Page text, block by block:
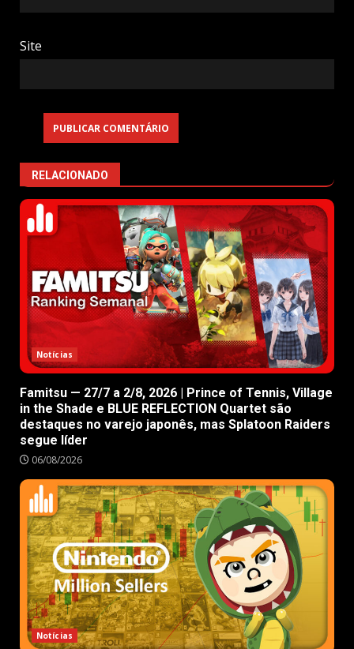
Site
RELACIONADO
Notícias
Famitsu — 27/7 a 2/8, 2026 | Prince of Tennis, Village
in the Shade e BLUE REFLECTION Quartet são
destaques no varejo japonês, mas Splatoon Raiders
segue líder
06/08/2026
Notícias